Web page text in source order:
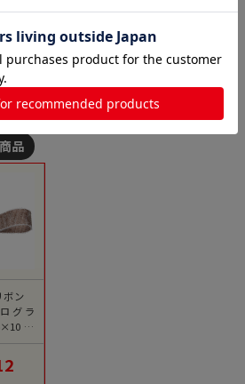
気商品との比較
ボン
グラ
#3
ン／
注文
品】